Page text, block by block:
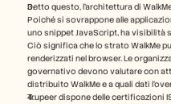
Detto questo, l'architettura di
Poiché si sovrappone alle
uno snippet JavaScript, ha visibilità
Ciò significa che lo strato WalkMe
renderizzati nel browser. Le
governativo devono valutare con
distribuito WalkMe e a quali dati
Trupeer dispone delle certificazioni